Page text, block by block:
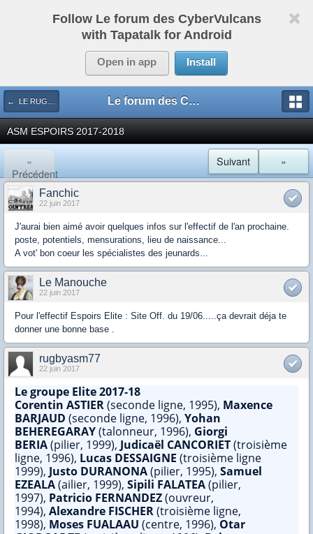
Follow Le forum des CyberVulcans
with Tapatalk for Android
Open in app Install
← LE RUGBY DE CHEZ NOUS Le forum des CyberVulcans
ASM ESPOIRS 2017-2018
«
Précédent
»
Suivant
Fanchic
22 juin 2017
J'aurai bien aimé avoir quelques infos sur l'effectif de l'an prochaine.
poste, potentiels, mensurations, lieu de naissance...
A vot' bon coeur les spécialistes des jeunards...
Le Manouche
22 juin 2017
Pour l'effectif Espoirs Elite : Site Off. du 19/06.....ça devrait déja te
donner une bonne base .
rugbyasm77
22 juin 2017
Le groupe Elite 2017-18
Corentin ASTIER(seconde ligne, 1995), Maxence
BARJAUD (seconde ligne, 1996), Yohan
BEHEREGARAY(talonneur, 1996), Giorgi
BERIA(pilier, 1999), Judicaël CANCORIET(troisième
ligne, 1996), Lucas DESSAIGNE (troisième ligne
1999), Justo DURANONA(pilier, 1995), Samuel
EZEALA(ailier, 1999), Sipili FALATEA(pilier,
1997), Patricio FERNANDEZ(ouvreur,
1994), Alexandre FISCHER(troisième ligne,
1998), Moses FUALAAU (centre, 1996), Otar